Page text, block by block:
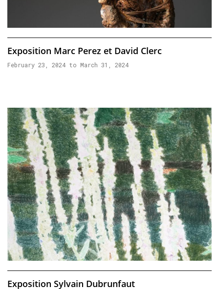
Exposition Marc Perez et David Clerc
February 23, 2024 to March 31, 2024
Exposition Sylvain Dubrunfaut